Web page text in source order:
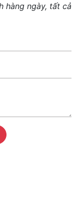
hàng ngày, tất cả